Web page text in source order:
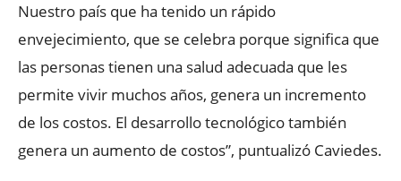
Nuestro país que ha tenido un rápido
envejecimiento, que se celebra porque significa que
las personas tienen una salud adecuada que les
permite vivir muchos años, genera un incremento
de los costos. El desarrollo tecnológico también
genera un aumento de costos”, puntualizó Caviedes.